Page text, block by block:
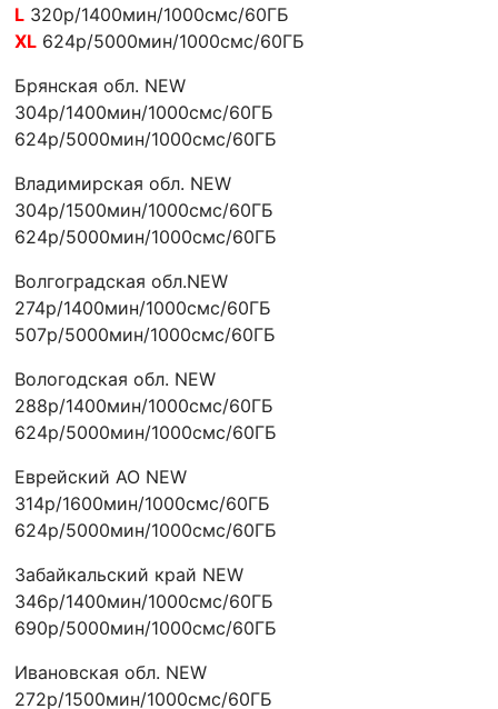
L 320р/1400мин/1000смс/60ГБ
XL 624р/5000мин/1000смс/60ГБ
Брянская обл. NEW
304р/1400мин/1000смс/60ГБ
624р/5000мин/1000смс/60ГБ
Владимирская обл. NEW
304р/1500мин/1000смс/60ГБ
624р/5000мин/1000смс/60ГБ
Волгоградская обл.NEW
274р/1400мин/1000смс/60ГБ
507р/5000мин/1000смс/60ГБ
Вологодская обл. NEW
288р/1400мин/1000смс/60ГБ
624р/5000мин/1000смс/60ГБ
Еврейский АО NEW
314р/1600мин/1000смс/60ГБ
624р/5000мин/1000смс/60ГБ
Забайкальский край NEW
346р/1400мин/1000смс/60ГБ
690р/5000мин/1000смс/60ГБ
Ивановская обл. NEW
272р/1500мин/1000смс/60ГБ